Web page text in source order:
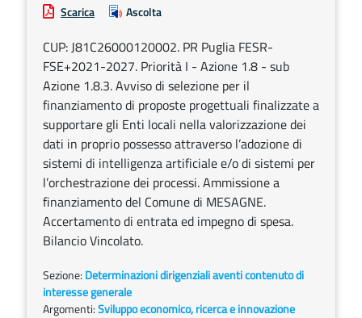
Scarica Ascolta
CUP: J81C26000120002. PR Puglia FESR-
FSE+2021-2027. Priorità I - Azione 1.8 - sub
Azione 1.8.3. Avviso di selezione per il
finanziamento di proposte progettuali finalizzate a
supportare gli Enti locali nella valorizzazione dei
dati in proprio possesso attraverso l’adozione di
sistemi di intelligenza artificiale e/o di sistemi per
l’orchestrazione dei processi. Ammissione a
finanziamento del Comune di MESAGNE.
Accertamento di entrata ed impegno di spesa.
Bilancio Vincolato.
Sezione: Determinazioni dirigenziali aventi contenuto di
interesse generale
Argomenti:Sviluppo economico, ricerca e innovazione